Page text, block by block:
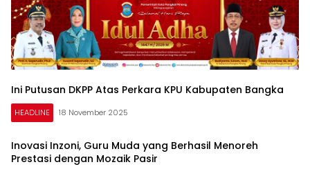
Ini Putusan DKPP Atas Perkara KPU Kabupaten Bangka
HEADLINE 18 November 2025
Inovasi Inzoni, Guru Muda yang Berhasil Menoreh
Prestasi dengan Mozaik Pasir